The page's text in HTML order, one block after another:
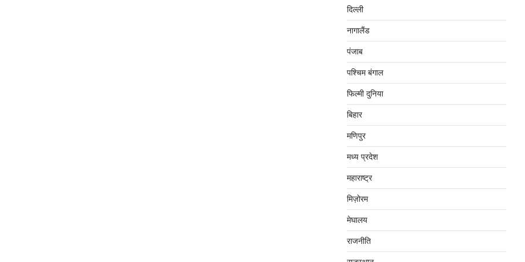
दिल्‍ली
नागालैंड
पंजाब
पश्चिम बंगाल
फिल्मी दुनिया
बिहार
मणिपुर
मध्‍य प्रदेश
महाराष्‍ट्र
मिज़ोरम
मेघालय
राजनीति